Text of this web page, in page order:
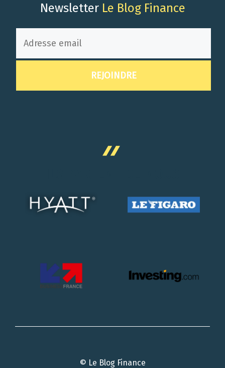
Newsletter Le Blog Finance
© Le Blog Finance